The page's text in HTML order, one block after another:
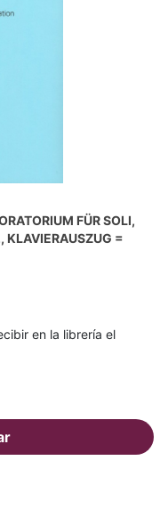
FÜR SOLI,
KLAVIERAUSZUG =
en la librería el